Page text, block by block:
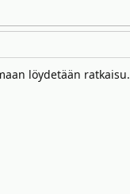
löydetään ratkaisu.